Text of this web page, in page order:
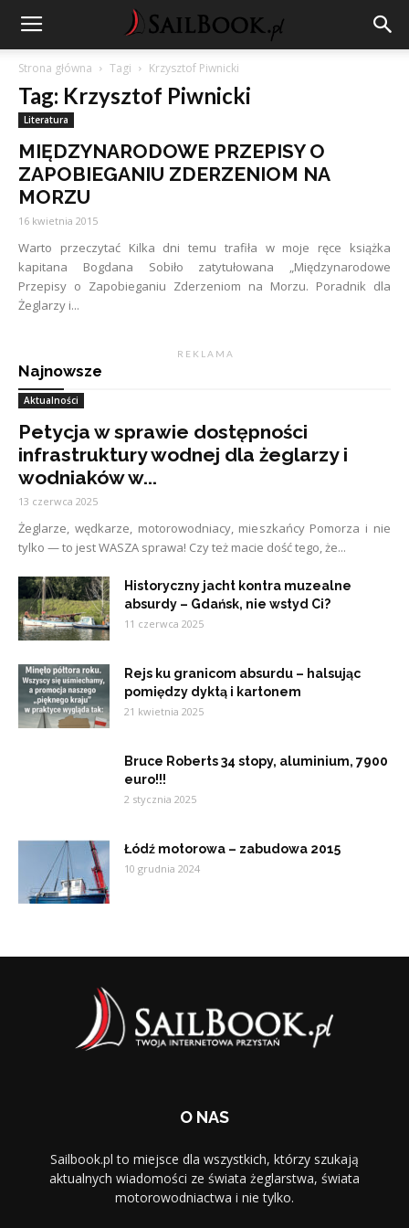
Strona główna Tagi Krzysztof Piwnicki
Tag: Krzysztof Piwnicki
Literatura
MIĘDZYNARODOWE PRZEPISY O
ZAPOBIEGANIU ZDERZENIOM NA
MORZU
16 kwietnia 2015
Warto przeczytać Kilka dni temu trafiła w moje ręce książka
kapitana Bogdana Sobiło zatytułowana „Międzynarodowe
Przepisy o Zapobieganiu Zderzeniom na Morzu. Poradnik dla
Żeglarzy i...
R E K L A M A
Najnowsze
Aktualności
Petycja w sprawie dostępności
infrastruktury wodnej dla żeglarzy i
wodniaków w...
13 czerwca 2025
Żeglarze, wędkarze, motorowodniacy, mieszkańcy Pomorza i nie
tylko — to jest WASZA sprawa! Czy też macie dość tego, że...
Historyczny jacht kontra muzealne
absurdy – Gdańsk, nie wstyd Ci?
11 czerwca 2025
Rejs ku granicom absurdu – halsując
pomiędzy dyktą i kartonem
21 kwietnia 2025
Bruce Roberts 34 stopy, aluminium, 7900
euro!!!
2 stycznia 2025
Łódź motorowa – zabudowa 2015
10 grudnia 2024
O NAS
Sailbook.pl to miejsce dla wszystkich, którzy szukają
aktualnych wiadomości ze świata żeglarstwa, świata
motorowodniactwa i nie tylko.